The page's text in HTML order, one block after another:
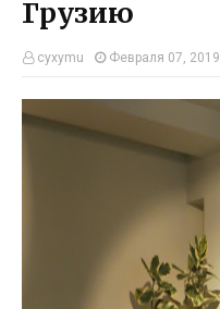
Грузию
cyxymu Февраля 07, 2019